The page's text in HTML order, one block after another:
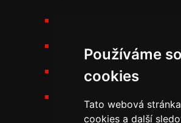
Používáme
cookies
Tato webová
cookies a další
Výšková technika
Kariéra v THT